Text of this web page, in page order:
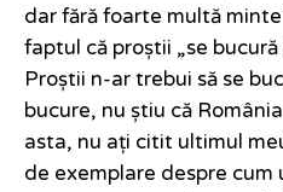
dar fără foarte multă
faptul că proștii „se bucură
Proștii n-ar trebui să se
bucure, nu știu că
asta, nu ați citit ultimul
de exemplare despre cum